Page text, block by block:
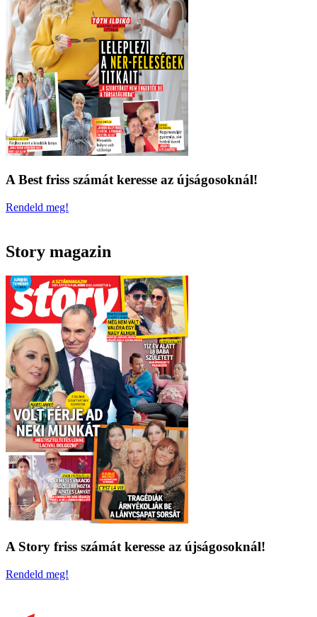
A Best friss számát keresse az újságosoknál!
Rendeld meg!
Story magazin
A Story friss számát keresse az újságosoknál!
Rendeld meg!